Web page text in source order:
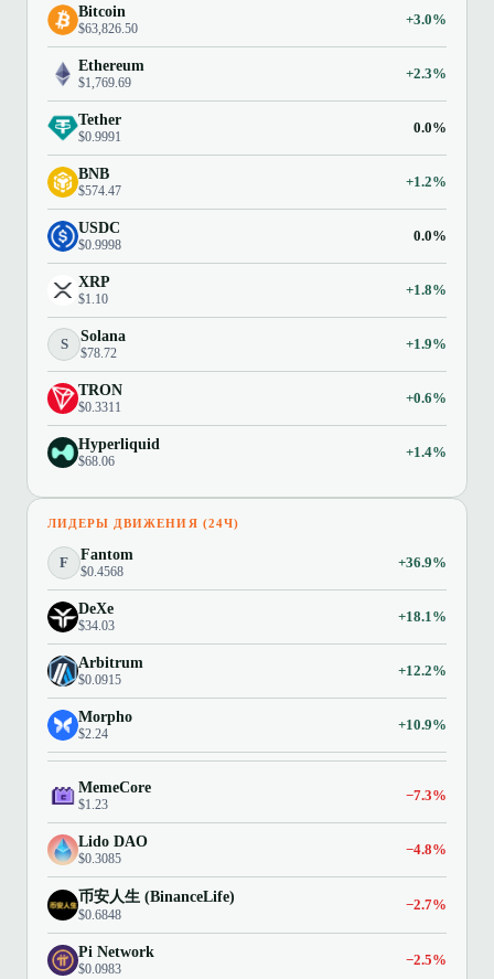
Bitcoin
$63,826.50
+3.0%
Ethereum
$1,769.69
+2.3%
Tether
$0.9991
0.0%
BNB
$574.47
+1.2%
USDC
$0.9998
0.0%
XRP
$1.10
+1.8%
S Solana
$78.72
+1.9%
TRON
$0.3311
+0.6%
Hyperliquid
$68.06
+1.4%
ЛИДЕРЫ ДВИЖЕНИЯ (24Ч)
F Fantom
$0.4568
+36.9%
DeXe
$34.03
+18.1%
Arbitrum
$0.0915
+12.2%
Morpho
$2.24
+10.9%
MemeCore
$1.23
−7.3%
Lido DAO
$0.3085
−4.8%
币安人生 (BinanceLife)
$0.6848
−2.7%
Pi Network
$0.0983
−2.5%